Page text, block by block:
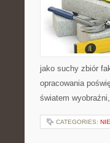
jako suchy zbiór
opracowania
światem
CATEGORIES: